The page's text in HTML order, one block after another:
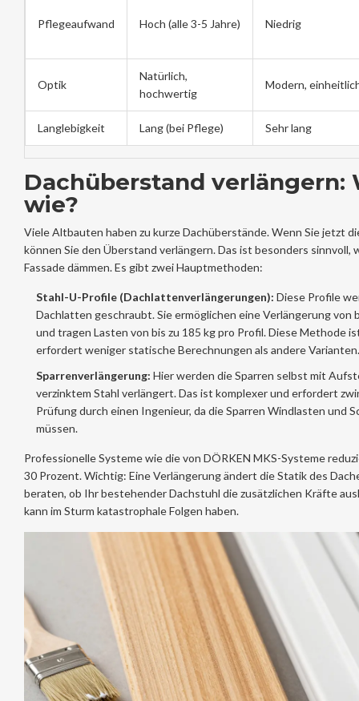
Pflegeaufwand Hoch (alle 3-5 Jahre) Niedrig
Optik
Natürlich,
hochwertig
Modern,
Langlebigkeit Lang (bei Pflege) Sehr lang
Dachüberstand verlängern:
wie?
Viele Altbauten haben zu kurze Dachüberstände. Wenn Sie jetzt
können Sie den Überstand verlängern. Das ist besonders sinnvoll,
Fassade dämmen. Es gibt zwei Hauptmethoden:
Stahl-U-Profile (Dachlattenverlängerungen): Diese Profile
Dachlatten geschraubt. Sie ermöglichen eine Verlängerung von
und tragen Lasten von bis zu 185 kg pro Profil. Diese Methode
erfordert weniger statische Berechnungen als andere Varianten.
Sparrenverlängerung: Hier werden die Sparren selbst mit
verzinktem Stahl verlängert. Das ist komplexer und erfordert
Prüfung durch einen Ingenieur, da die Sparren Windlasten und
müssen.
Professionelle Systeme wie die von DÖRKEN MKS-Systeme
30 Prozent. Wichtig: Eine Verlängerung ändert die Statik des
beraten, ob Ihr bestehender Dachstuhl die zusätzlichen Kräfte
kann im Sturm katastrophale Folgen haben.